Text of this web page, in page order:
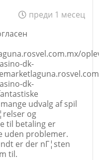
преди 1 месец
dk-
dk-
udvalg af spil
og
til betaling er
uden problemer.
er der nГ¦sten
til.